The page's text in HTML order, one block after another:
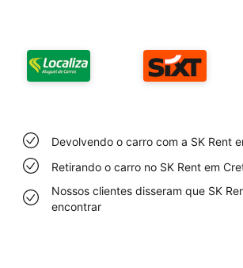
Devolvendo o carro com a SK Rent
Retirando o carro no SK Rent em
Nossos clientes disseram que SK
encontrar